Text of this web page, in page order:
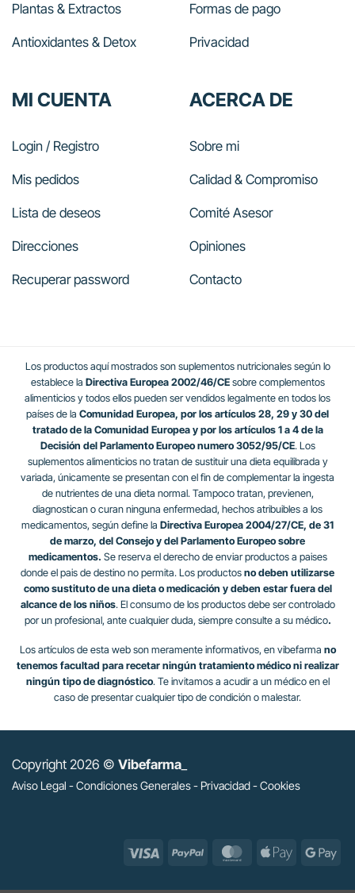
Plantas & Extractos
Antioxidantes & Detox
Formas de pago
Privacidad
MI CUENTA
Login / Registro
Mis pedidos
Lista de deseos
Direcciones
Recuperar password
ACERCA DE
Sobre mi
Calidad & Compromiso
Comité Asesor
Opiniones
Contacto
Los productos aquí mostrados son suplementos nutricionales según lo
establece la Directiva Europea 2002/46/CEsobre complementos
alimenticios y todos ellos pueden ser vendidos legalmente en todos los
países de la Comunidad Europea, por los artículos 28, 29 y 30 del
tratado de la Comunidad Europea y por los artículos 1 a 4 de la
Decisión del Parlamento Europeo numero 3052/95/CE. Los
suplementos alimenticios no tratan de sustituir una dieta equilibrada y
variada, únicamente se presentan con el fin de complementar la ingesta
de nutrientes de una dieta normal. Tampoco tratan, previenen,
diagnostican o curan ninguna enfermedad, hechos atribuibles a los
medicamentos, según define la Directiva Europea 2004/27/CE, de 31
de marzo, del Consejo y del Parlamento Europeo sobre
medicamentos. Se reserva el derecho de enviar productos a paises
donde el pais de destino no permita. Los productos no deben utilizarse
como sustituto de una dieta o medicación y deben estar fuera del
alcance de los niños. El consumo de los productos debe ser controlado
por un profesional, ante cualquier duda, siempre consulte a su médico.
Los artículos de esta web son meramente informativos, en vibefarma no
tenemos facultad para recetar ningún tratamiento médico ni realizar
ningún tipo de diagnóstico. Te invitamos a acudir a un médico en el
caso de presentar cualquier tipo de condición o malestar.
Copyright 2026 © Vibefarma
Aviso Legal -Condiciones Generales- Privacidad-Cookies
Visa PayPal MasterCard
Apple